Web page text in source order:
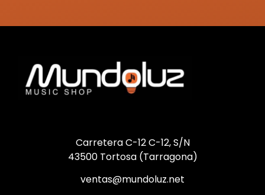
Carretera C-12 C-12, S/N
43500 Tortosa (Tarragona)
ventas@mundoluz.net